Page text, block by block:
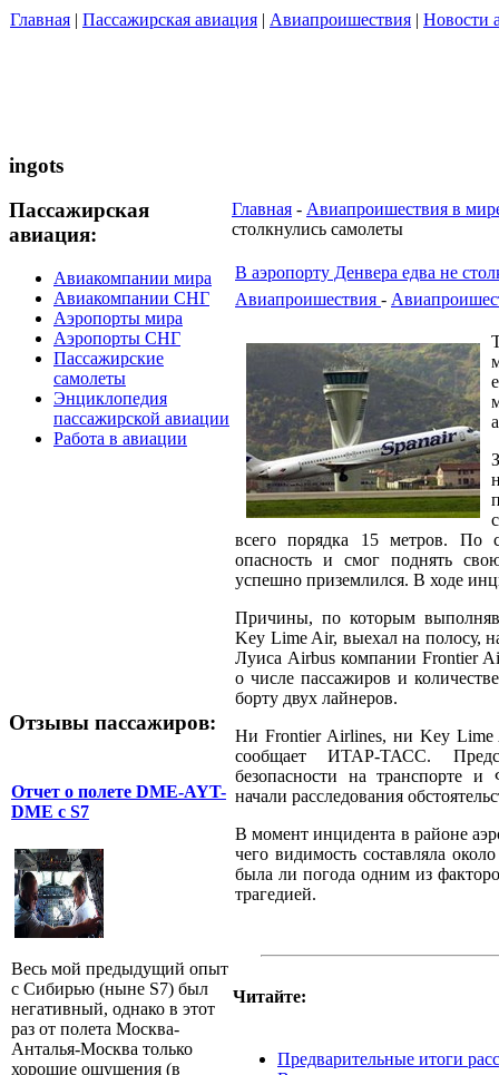
Главная | Пассажирская авиация | Авиапроишествия | Новости
ingots
Пассажирская
авиация:
Авиакомпании мира
Авиакомпании СНГ
Аэропорты мира
Аэропорты СНГ
Пассажирские
самолеты
Энциклопедия
пассажирской авиации
Работа в авиации
Отзывы пассажиров:
Отчет о полете DME-AYT-
DME с S7
Весь мой предыдущий опыт
с Сибирью (ныне S7) был
негативный, однако в этот
раз от полета Москва-
Анталья-Москва только
хорошие ощущения (в
Главная - Авиапроишествия в
столкнулись самолеты
В аэропорту Денвера едва не
Авиапроишествия -
всего порядка 15 метров. По
опасность и смог поднять
успешно приземлился. В ходе
Причины, по которым
Key Lime Air, выехал на полосу,
Луиса Airbus компании Frontier
о числе пассажиров и
борту двух лайнеров.
Ни Frontier Airlines, ни Key Lime
сообщает ИТАР-ТАСС.
безопасности на транспорте и
начали расследования
В момент инцидента в районе
чего видимость составляла
была ли погода одним из
трагедией.
Читайте:
Предварительные итоги